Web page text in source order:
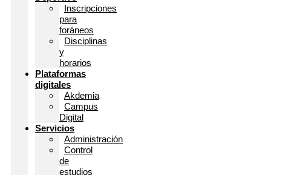
Inscripciones
para
foráneos
Disciplinas
y
horarios
Plataformas
digitales
Akdemia
Campus
Digital
Servicios
Administración
Control
de
estudios